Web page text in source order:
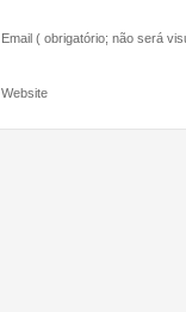
Email ( obrigatório; não será
Website